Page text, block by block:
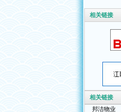
相关链接
相关链接
邦洁物业